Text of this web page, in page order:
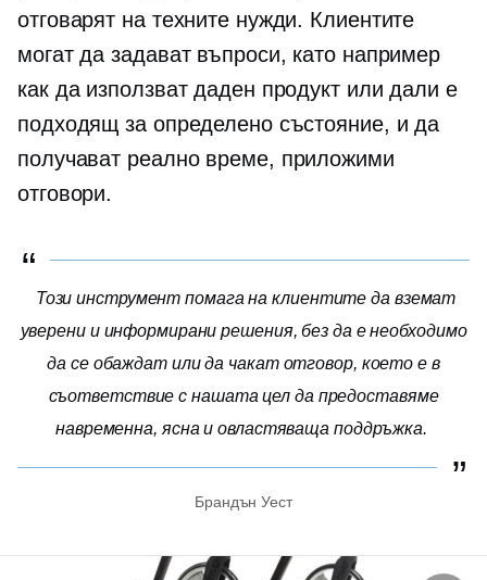
отговарят на техните нужди. Клиентите
могат да задават въпроси, като например
как да използват даден продукт или дали е
подходящ за определено състояние, и да
получават реално време, приложими
отговори.
Този инструмент помага на клиентите да вземат
уверени и информирани решения, без да е необходимо
да се обаждат или да чакат отговор, което е в
съответствие с нашата цел да предоставяме
навременна, ясна и овластяваща поддръжка.
Брандън Уест